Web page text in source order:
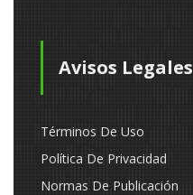
Avisos Legales
Términos De Uso
Política De Privacidad
Normas De Publicación